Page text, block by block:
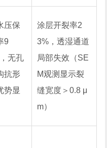
压保
9
无孔
抗形
势显
涂层开裂率2
3%，透湿通道
局部失效（SE
M观测显示裂
缝宽度＞0.8 μ
m）